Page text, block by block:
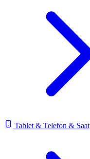
Tablet & Telefon & Saat